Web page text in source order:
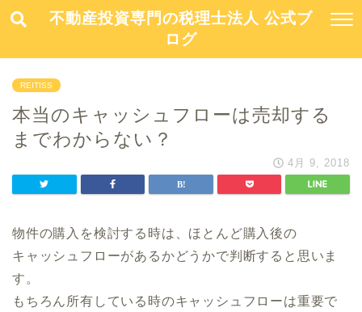
不動産投資専門の税理士法人 公式ブ
ログ
REITISS
本当のキャッシュフローは売却する
までわからない？
4月 9, 2018
物件の購入を検討する時は、ほとんど購入後の
キャッシュフローがあるかどうかで判断すると思いま
す。
もちろん所有している時のキャッシュフローは重要で